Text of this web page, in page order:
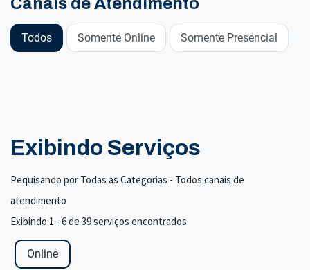
Todos Somente Online Somente Presencial
Exibindo Serviços
Pequisando por Todas as Categorias - Todos canais de
atendimento
Exibindo 1 - 6 de 39 serviços encontrados.
Online